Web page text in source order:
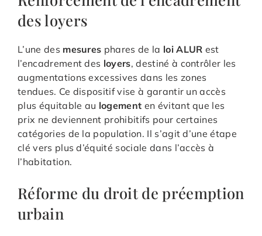
des loyers
L’une des mesures phares de la loi ALUR est
l’encadrement des loyers, destiné à contrôler les
augmentations excessives dans les zones
tendues. Ce dispositif vise à garantir un accès
plus équitable au logement en évitant que les
prix ne deviennent prohibitifs pour certaines
catégories de la population. Il s’agit d’une étape
clé vers plus d’équité sociale dans l’accès à
l’habitation.
Réforme du droit de préemption
urbain